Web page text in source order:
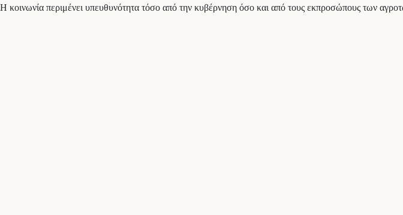
Η κοινωνία περιμένει υπευθυνότητα τόσο από την κυβέρνηση όσο και από τους εκπροσώπους των